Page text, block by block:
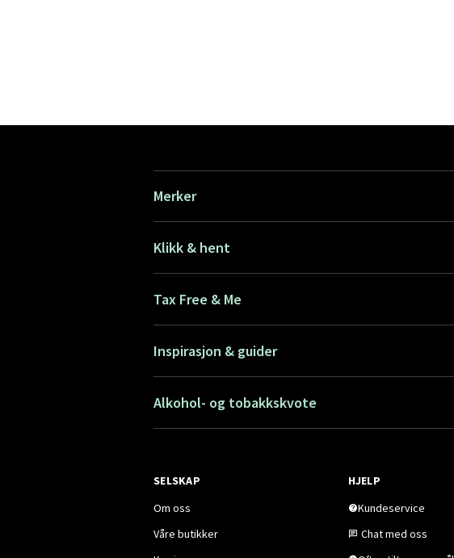
Merker
Klikk & hent
Tax Free & Me
Inspirasjon & guider
Alkohol- og tobakkskvote
SELSKAP
Om oss
Våre butikker
HJELP
Kundeservice
Chat med oss